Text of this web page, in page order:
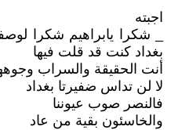
اجبته
_ شكرا يابراهيم شكرا
بغداد كنت قد قلت فيها
أنت الحقيقة والسراب
لا لن تداس ضفيرتا بغداد
فالنصر صوب عيوننا
والخاسئون بقية من عاد